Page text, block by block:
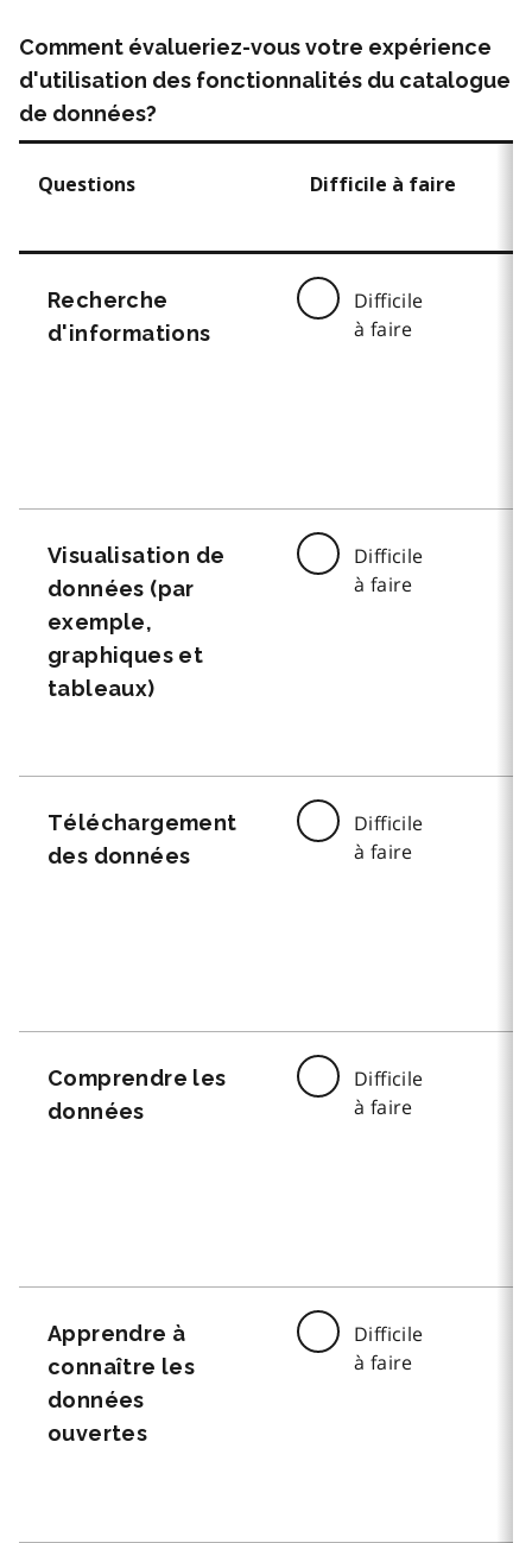
Comment évalueriez-vous votre expérience
d'utilisation des fonctionnalités du catalogue
de données?
Questions Difficile à faire
Recherche
d'informations
Difficile
à faire
Visualisation de
données (par
exemple,
graphiques et
tableaux)
Difficile
à faire
Téléchargement
des données
Difficile
à faire
Comprendre les
données
Difficile
à faire
Apprendre à
connaître les
données
ouvertes
Difficile
à faire